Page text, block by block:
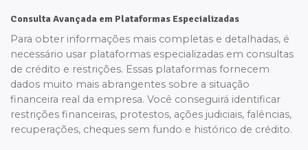
Consulta Avançada em Plataformas Especializadas
Para obter informações mais completas e detalhadas, é
necessário usar plataformas especializadas em consultas
de crédito e restrições. Essas plataformas fornecem
dados muito mais abrangentes sobre a situação
financeira real da empresa. Você conseguirá identificar
restrições financeiras, protestos, ações judiciais, falências,
recuperações, cheques sem fundo e histórico de crédito.